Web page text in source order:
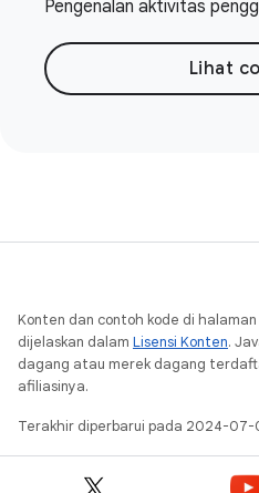
Pengenalan aktivitas
Lihat
Konten dan contoh kode di
dijelaskan dalam Lisensi Konten.
dagang atau merek dagang
afiliasinya.
Terakhir diperbarui pada 2024-07-